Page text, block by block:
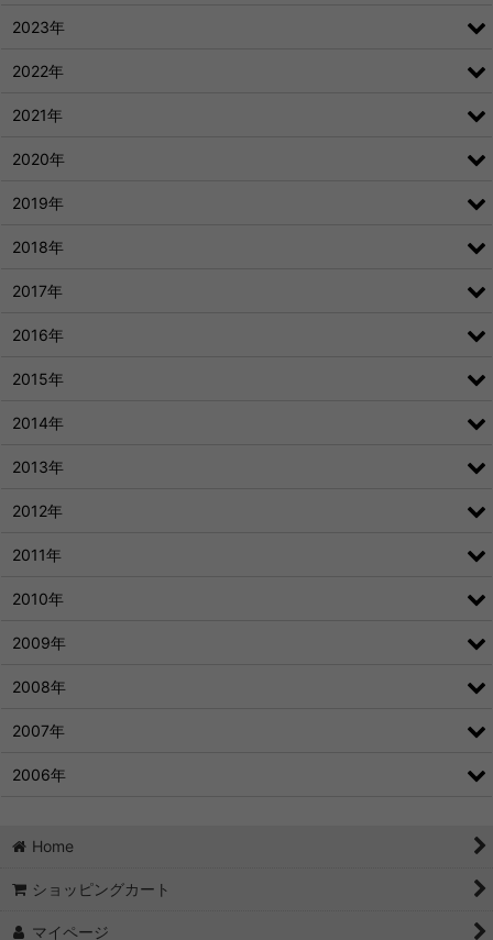
2023年
2022年
2021年
2020年
2019年
2018年
2017年
2016年
2015年
2014年
2013年
2012年
2011年
2010年
2009年
2008年
2007年
2006年
Home
ショッピングカート
マイページ